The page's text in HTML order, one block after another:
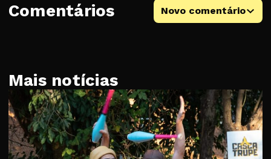
Comentários Novo comentário
Mais notícias